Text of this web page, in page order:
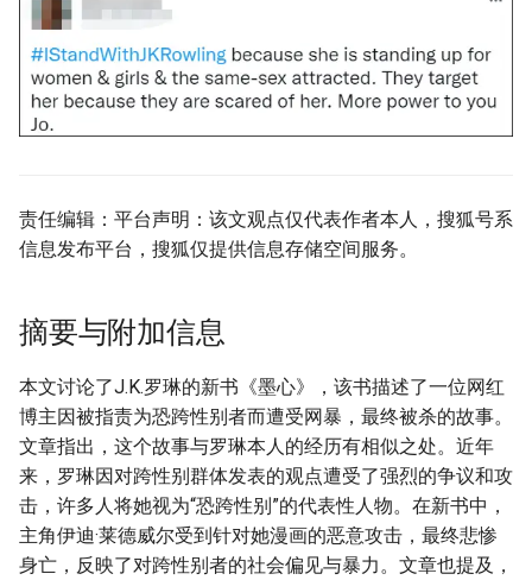
责任编辑：平台声明：该文观点仅代表作者本人，搜狐号系
信息发布平台，搜狐仅提供信息存储空间服务。
摘要与附加信息
本文讨论了J.K.罗琳的新书《墨心》，该书描述了一位网红
博主因被指责为恐跨性别者而遭受网暴，最终被杀的故事。
文章指出，这个故事与罗琳本人的经历有相似之处。近年
来，罗琳因对跨性别群体发表的观点遭受了强烈的争议和攻
击，许多人将她视为“恐跨性别”的代表性人物。在新书中，
主角伊迪·莱德威尔受到针对她漫画的恶意攻击，最终悲惨
身亡，反映了对跨性别者的社会偏见与暴力。文章也提及，